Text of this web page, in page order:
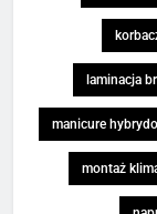
laminacja
manicure
montaż